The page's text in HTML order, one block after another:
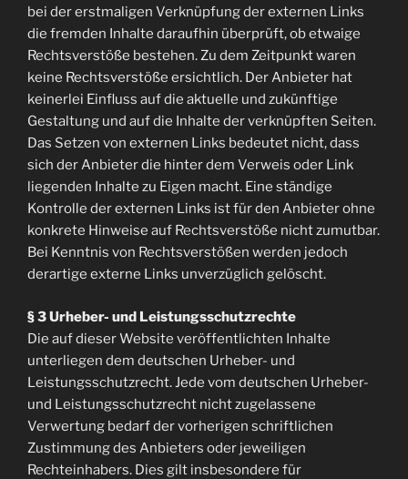
bei der erstmaligen Verknüpfung der externen Links
die fremden Inhalte daraufhin überprüft, ob etwaige
Rechtsverstöße bestehen. Zu dem Zeitpunkt waren
keine Rechtsverstöße ersichtlich. Der Anbieter hat
keinerlei Einfluss auf die aktuelle und zukünftige
Gestaltung und auf die Inhalte der verknüpften Seiten.
Das Setzen von externen Links bedeutet nicht, dass
sich der Anbieter die hinter dem Verweis oder Link
liegenden Inhalte zu Eigen macht. Eine ständige
Kontrolle der externen Links ist für den Anbieter ohne
konkrete Hinweise auf Rechtsverstöße nicht zumutbar.
Bei Kenntnis von Rechtsverstößen werden jedoch
derartige externe Links unverzüglich gelöscht.
§ 3 Urheber- und Leistungsschutzrechte
Die auf dieser Website veröffentlichten Inhalte
unterliegen dem deutschen Urheber- und
Leistungsschutzrecht. Jede vom deutschen Urheber-
und Leistungsschutzrecht nicht zugelassene
Verwertung bedarf der vorherigen schriftlichen
Zustimmung des Anbieters oder jeweiligen
Rechteinhabers. Dies gilt insbesondere für